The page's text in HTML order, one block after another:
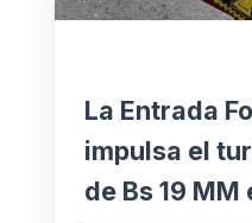
La Entrada
impulsa el
de Bs 19 MM